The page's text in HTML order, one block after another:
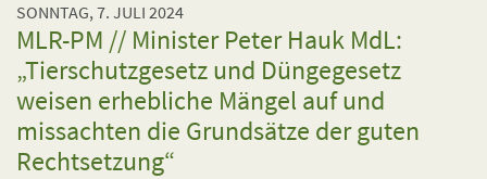
SONNTAG, 7. JULI 2024
MLR-PM // Minister Peter Hauk MdL:
„Tierschutzgesetz und Düngegesetz
weisen erhebliche Mängel auf und
missachten die Grundsätze der guten
Rechtsetzung“